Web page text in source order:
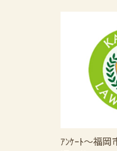
ｱﾝｹｰﾄ～福岡